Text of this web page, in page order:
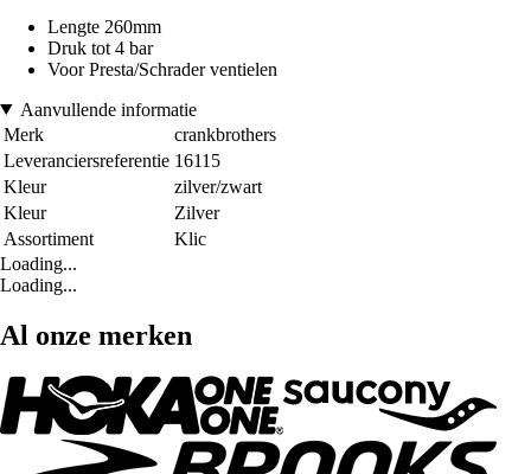
Lengte 260mm
Druk tot 4 bar
Voor Presta/Schrader ventielen
Aanvullende informatie
Merk
crankbrothers
Leveranciersreferentie 16115
Kleur
zilver/zwart
Kleur
Zilver
Assortiment
Klic
Loading...
Loading...
Al onze merken